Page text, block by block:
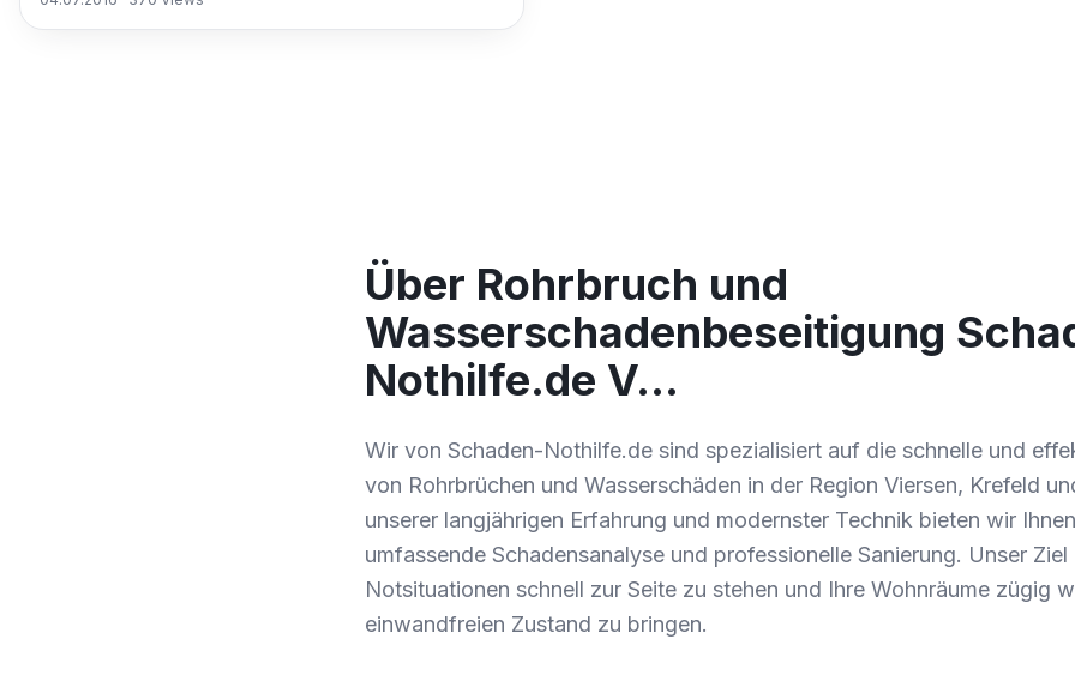
Über Rohrbruch und
Wasserschadenbeseitigung
Nothilfe.de V…
Wir von Schaden-Nothilfe.de sind spezialisiert auf die schnelle und
von Rohrbrüchen und Wasserschäden in der Region Viersen, Krefeld
unserer langjährigen Erfahrung und modernster Technik bieten wir
umfassende Schadensanalyse und professionelle Sanierung. Unser Ziel
Notsituationen schnell zur Seite zu stehen und Ihre Wohnräume zügig
einwandfreien Zustand zu bringen.